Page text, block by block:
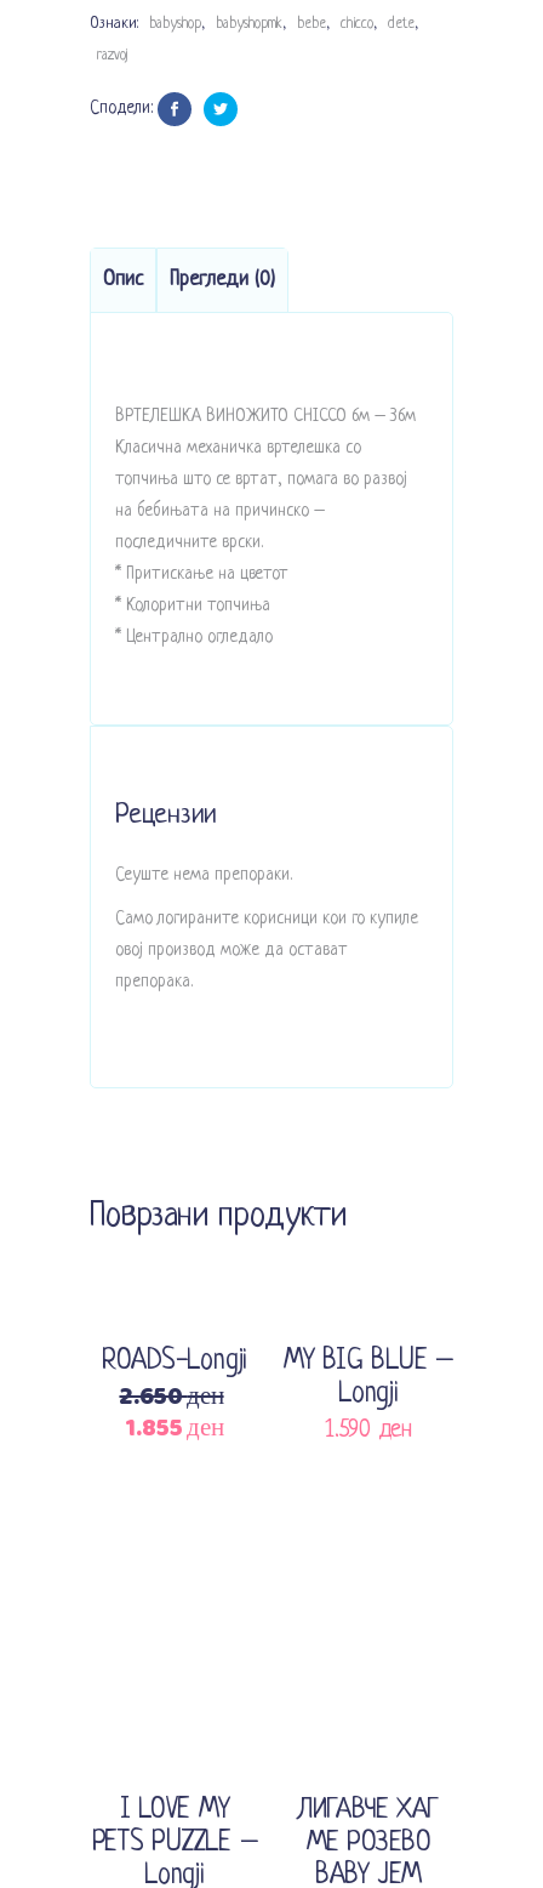
Ознаки: babyshop, babyshopmk, bebe, chicco, dete,
razvoj
Сподели:
Опис Прегледи (0)
ВРТЕЛЕШКА ВИНОЖИТО CHICCO 6м – 36м
Класична механичка вртелешка со
топчиња што се вртат, помага во развој
на бебињата на причинско –
последичните врски.
* Притискање на цветот
* Колоритни топчиња
* Централно огледало
Рецензии
Сеуште нема препораки.
Само логираните корисници кои го купиле
овој производ може да остават
препорака.
Поврзани продукти
Sale
Sold
Прочитај повеќе
ROADS-Longji
2.650ден
Original
1.855денCurrent
Додади во кошничка
MY BIG BLUE –
Longji
1.590 ден
Додади во кошничка
I LOVE MY
PETS PUZZLE –
Longji
Додади во кошничка
ЛИГАВЧЕ ХАГ
МЕ РОЗЕВО
BABY JEM